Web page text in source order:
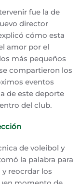
fue la de
director
cómo esta
amor por el
más pequeños
compartieron los
eventos
de este deporte
del club.
de voleibol y
la palabra para
reocrdar los